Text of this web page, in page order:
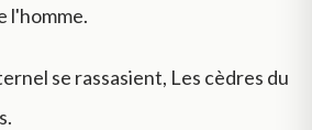
l'homme.
se rassasient, Les cèdres du